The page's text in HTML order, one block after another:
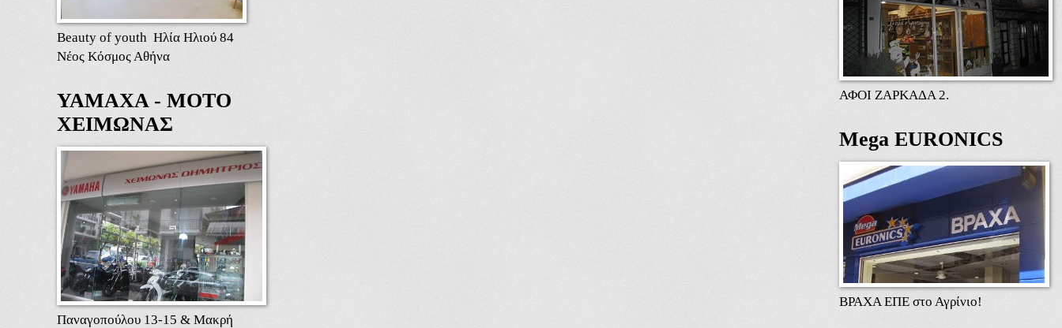
Beauty of youth Ηλία Ηλιού 84
Νέος Κόσμος Αθήνα
ΥΑΜΑΧΑ - ΜΟΤΟ
ΧΕΙΜΩΝΑΣ
Παναγοπούλου 13-15 & Μακρή
ΑΦΟΙ ΖΑΡΚΑΔΑ 2.
Mega EURONICS
ΒΡΑΧΑ ΕΠΕ στο Αγρίνιο!